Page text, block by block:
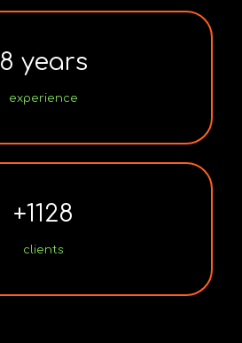
8 years
experience
+1128
clients